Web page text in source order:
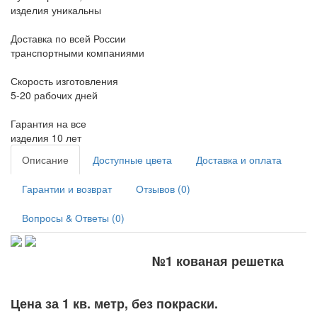
изделия уникальны
Доставка по всей России
транспортными компаниями
Скорость изготовления
5-20 рабочих дней
Гарантия на все
изделия 10 лет
Описание
Доступные цвета Доставка и оплата
Гарантии и возврат Отзывов (0)
Вопросы & Ответы (0)
№1 кованая решетка
Цена за 1 кв. метр, без покраски.